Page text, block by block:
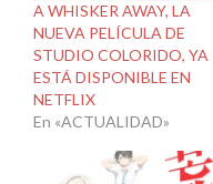
A WHISKER AWAY, LA
NUEVA PELÍCULA DE
STUDIO COLORIDO, YA
ESTÁ DISPONIBLE EN
NETFLIX
En «ACTUALIDAD»